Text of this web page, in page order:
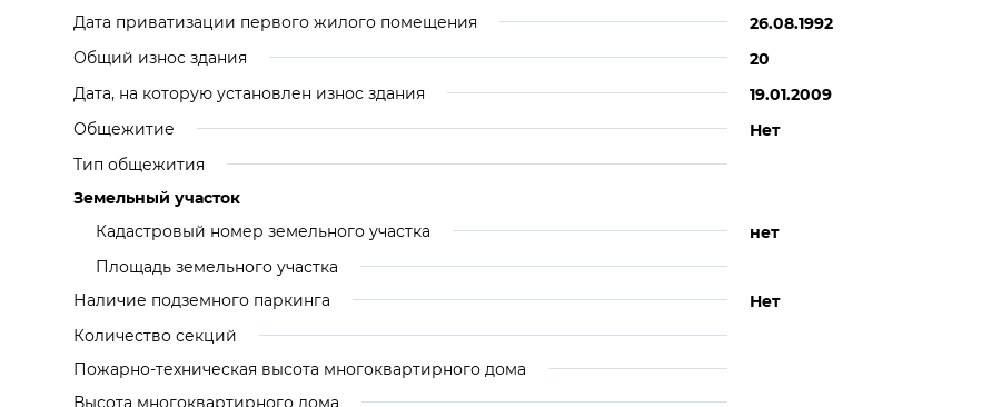
Дата приватизации первого жилого помещения
26.08.1992
Общий износ здания
20
Дата, на которую установлен износ здания
19.01.2009
Общежитие
Нет
Тип общежития
Земельный участок
Кадастровый номер земельного участка
нет
Площадь земельного участка
Наличие подземного паркинга
Нет
Количество секций
Пожарно-техническая высота многоквартирного дома
Высота многоквартирного дома